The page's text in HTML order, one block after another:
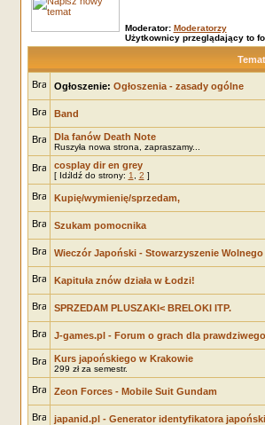
Moderator: Moderatorzy
Użytkownicy przeglądający to
Ogłoszenie: Ogłoszenia - zasady ogólne
Band
Dla fanów Death Note
Ruszyła nowa strona, zapraszamy...
cosplay dir en grey
[ Idź do strony: 1 2 ]
Kupię/wymienię/sprzedam,
Szukam pomocnika
Wieczór Japoński - Stowarzyszenie Wolnego
Kapituła znów działa w Łodzi!
SPRZEDAM PLUSZAKI< BRELOKI ITP.
J-games.pl - Forum o grach dla
Kurs japońskiego w Krakowie
299 zł za semestr.
Zeon Forces - Mobile Suit Gundam
japanid.pl - Generator identyfikatora